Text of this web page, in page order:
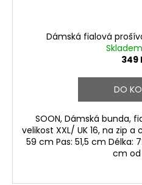
Dámská fialová
Skladem
349
DO
SOON, Dámská bunda,
velikost XXL/ UK 16, na zip a
59 cm Pas: 51,5 cm Délka:
cm od